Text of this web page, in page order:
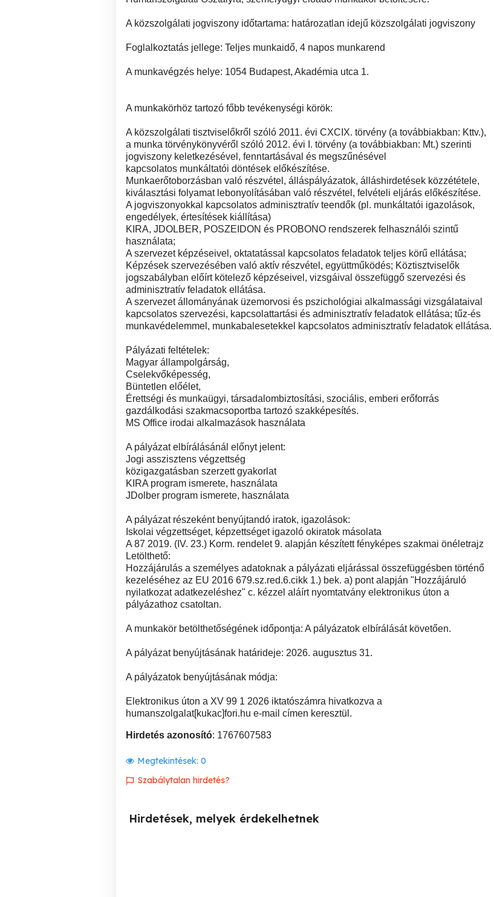
A közszolgálati jogviszony időtartama: határozatlan idejű közszolgálati jogviszony
Foglalkoztatás jellege: Teljes munkaidő, 4 napos munkarend
A munkavégzés helye: 1054 Budapest, Akadémia utca 1.
A munkakörhöz tartozó főbb tevékenységi körök:
A közszolgálati tisztviselőkről szóló 2011. évi CXCIX. törvény (a továbbiakban: Kttv.),
a munka törvénykönyvéről szóló 2012. évi I. törvény (a továbbiakban: Mt.) szerinti
jogviszony keletkezésével, fenntartásával és megszűnésével
kapcsolatos munkáltatói döntések előkészítése.
Munkaerőtoborzásban való részvétel, álláspályázatok, álláshirdetések közzététele,
kiválasztási folyamat lebonyolításában való részvétel, felvételi eljárás előkészítése.
A jogviszonyokkal kapcsolatos adminisztratív teendők (pl. munkáltatói igazolások,
engedélyek, értesítések kiállítása)
KIRA, JDOLBER, POSZEIDON és PROBONO rendszerek felhasználói szintű
használata;
A szervezet képzéseivel, oktatatással kapcsolatos feladatok teljes körű ellátása;
Képzések szervezésében való aktív részvétel, együttműködés; Köztisztviselők
jogszabályban előírt kötelező képzéseivel, vizsgáival összefüggő szervezési és
adminisztratív feladatok ellátása.
A szervezet állományának üzemorvosi és pszichológiai alkalmassági vizsgálataival
kapcsolatos szervezési, kapcsolattartási és adminisztratív feladatok ellátása; tűz-és
munkavédelemmel, munkabalesetekkel kapcsolatos adminisztratív feladatok ellátása.
Pályázati feltételek:
Magyar állampolgárság,
Cselekvőképesség,
Büntetlen előélet,
Érettségi és munkaügyi, társadalombiztosítási, szociális, emberi erőforrás
gazdálkodási szakmacsoportba tartozó szakképesítés.
MS Office irodai alkalmazások használata
A pályázat elbírálásánál előnyt jelent:
Jogi asszisztens végzettség
közigazgatásban szerzett gyakorlat
KIRA program ismerete, használata
JDolber program ismerete, használata
A pályázat részeként benyújtandó iratok, igazolások:
Iskolai végzettséget, képzettséget igazoló okiratok másolata
A 87 2019. (IV. 23.) Korm. rendelet 9. alapján készített fényképes szakmai önéletrajz
Letölthető:
Hozzájárulás a személyes adatoknak a pályázati eljárással összefüggésben történő
kezeléséhez az EU 2016 679.sz.red.6.cikk 1.) bek. a) pont alapján "Hozzájáruló
nyilatkozat adatkezeléshez" c. kézzel aláírt nyomtatvány elektronikus úton a
pályázathoz csatoltan.
A munkakör betölthetőségének időpontja: A pályázatok elbírálását követően.
A pályázat benyújtásának határideje: 2026. augusztus 31.
A pályázatok benyújtásának módja:
Elektronikus úton a XV 99 1 2026 iktatószámra hivatkozva a
humanszolgalat[kukac]fori.hu e-mail címen keresztül.
Hirdetés azonosító: 1767607583
Megtekintések: 0
Szabálytalan hirdetés?
Hirdetések, melyek érdekelhetnek